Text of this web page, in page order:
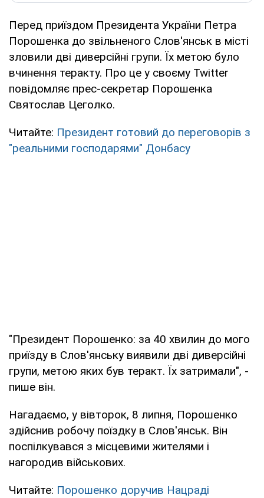
Перед приїздом Президента України Петра
Порошенка до звільненого Слов'янськ в місті
зловили дві диверсійні групи. Їх метою було
вчинення теракту. Про це у своєму Twitter
повідомляє прес-секретар Порошенка
Святослав Цеголко.
Читайте: Президент готовий до переговорів з
"реальними господарями" Донбасу
"Президент Порошенко: за 40 хвилин до мого
приїзду в Слов'янську виявили дві диверсійні
групи, метою яких був теракт. Їх затримали", -
пише він.
Нагадаємо, у вівторок, 8 липня, Порошенко
здійснив робочу поїздку в Слов'янськ. Він
поспілкувався з місцевими жителями і
нагородив військових.
Читайте: Порошенко доручив Нацраді